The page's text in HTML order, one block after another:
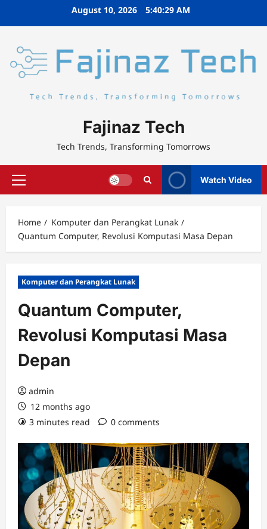
August 10, 2026 5:40:30 AM
Fajinaz Tech
Tech Trends, Transforming Tomorrows
Primary
Watch Video
Home
Komputer dan Perangkat Lunak
Quantum Computer, Revolusi Komputasi Masa Depan
Komputer dan Perangkat Lunak
Quantum Computer,
Revolusi Komputasi Masa
Depan
admin
12 months ago
3 minutes read
0 comments